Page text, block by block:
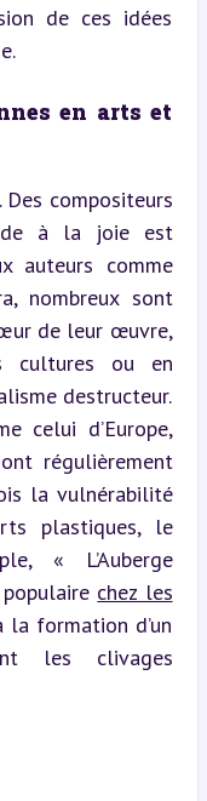
de ces idées
en arts et
Des compositeurs
à la joie est
auteurs comme
nombreux sont
de leur œuvre,
cultures ou en
destructeur.
celui d’Europe,
régulièrement
la vulnérabilité
plastiques, le
« L’Auberge
chez les
formation d’un
les clivages